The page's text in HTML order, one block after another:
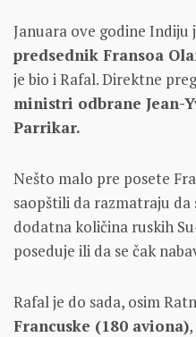
Januara ove godine Indiju
predsednik Fransoa
je bio i Rafal. Direktne
ministri odbrane Jean-
Parrikar.
Nešto malo pre posete
saopštili da razmatraju da
dodatna količina ruskih
poseduje ili da se čak
Rafal je do sada, osim
Francuske (180 aviona)